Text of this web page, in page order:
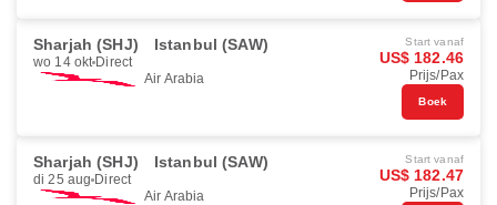
Sharjah (SHJ) Istanbul (SAW)
wo 14 okt Direct
Air Arabia
Start vanaf
US$ 182.46
Prijs/Pax
Boek
Sharjah (SHJ) Istanbul (SAW)
di 25 aug Direct
Air Arabia
Start vanaf
US$ 182.47
Prijs/Pax